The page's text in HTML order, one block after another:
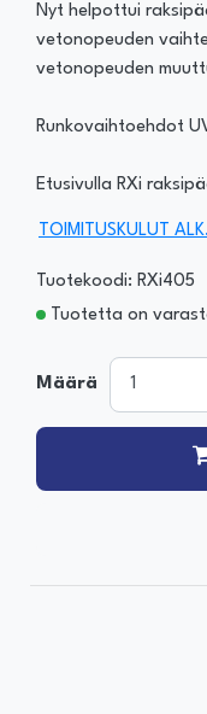
Nyt helpottui
vetonopeuden
vetonopeuden
Runkovaihtoehdot
Etusivulla RXi
TOIMITUSKULUT
Tuotekoodi: RXi405
Tuotetta on
Määrä